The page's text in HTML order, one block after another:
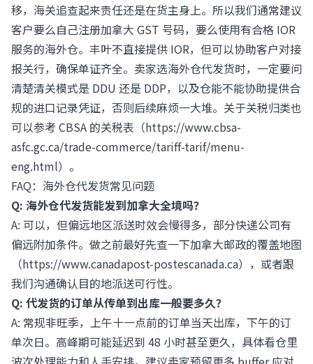
移，海关追查起来责任还是在货主身上。所以我们通常建议
客户要么自己注册加拿大 GST 号码，要么使用有合格 IOR
服务的海外仓。丰叶不直接提供 IOR，但可以协助客户对接
报关行，确保单证齐全。卖家选海外仓代发货时，一定要问
清楚清关模式是 DDU 还是 DDP，以及仓能不能协助提供合
规的进口记录凭证，否则后续麻烦一大堆。关于关税归类也
可以参考 CBSA 的关税表（https://www.cbsa-
asfc.gc.ca/trade-commerce/tariff-tarif/menu-
eng.html）。
FAQ：海外仓代发货常见问题
Q: 海外仓代发货能发到加拿大全境吗？
A: 可以，但偏远地区派送时效会慢得多，部分快递公司有
偏远附加条件。做之前最好先查一下加拿大邮政的覆盖地图
（https://www.canadapost-postescanada.ca），或者跟
我们沟通确认目的地派送可行性。
Q: 代发货的订单从传单到出库一般要多久？
A: 常规非旺季，上午十一点前的订单当天出库，下午的订
单次日。高峰期可能延迟到 48 小时甚至更久，具体看仓里